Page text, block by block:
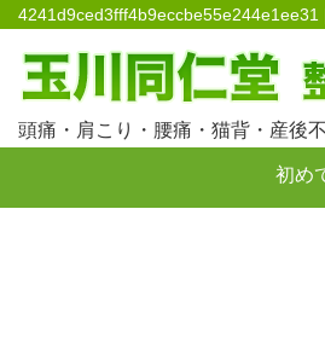
4241d9ced3fff4b9eccbe55e244e1ee31
頭痛・肩こり・腰痛・猫背・産後
初め